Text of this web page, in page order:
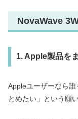
NovaWave
1. Apple製品を
Appleユーザーなら
とめたい」という願